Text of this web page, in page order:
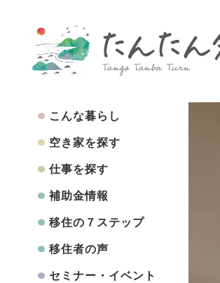
こんな暮らし
空き家を探す
仕事を探す
補助金情報
移住の７ステップ
移住者の声
セミナー・イベント